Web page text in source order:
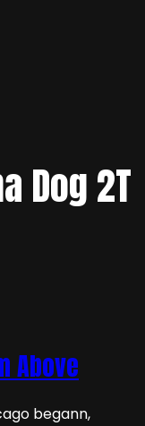
Dog 2T
Above
begann,